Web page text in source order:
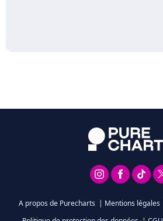
A propos de Purecharts | Mentions légales